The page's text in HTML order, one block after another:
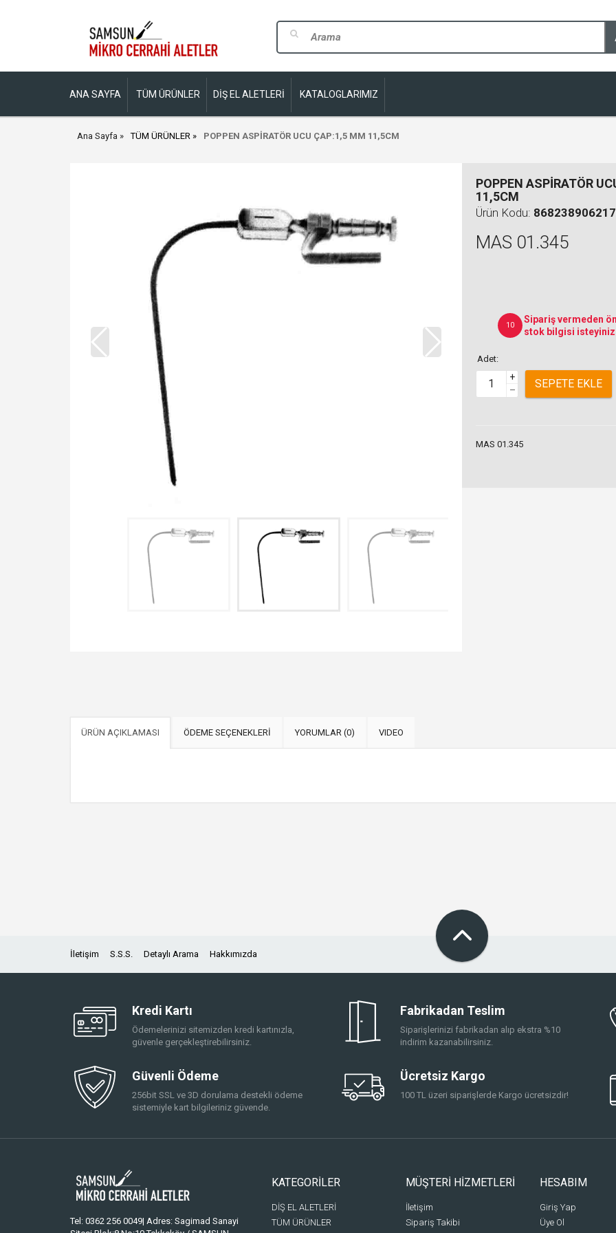
ANA SAYFA TÜM ÜRÜNLER DİŞ EL ALETLERİ KATALOGLARIMIZ
Ana Sayfa TÜM ÜRÜNLER POPPEN ASPİRATÖR UCU ÇAP:1,5 MM 11,5CM
POPPEN ASPİRATÖR
11,5CM
Ürün Kodu:
MAS 01.345
10
Sipariş vermeden
stok bilgisi
Adet:
+
–
SEPETE EKLE
MAS 01.345
ÜRÜN AÇIKLAMASI ÖDEME SEÇENEKLERİ YORUMLAR (0) VIDEO
İletişim S.S.S. Detaylı Arama Hakkımızda
Kredi Kartı
Ödemelerinizi sitemizden kredi kartınızla,
güvenle gerçekleştirebilirsiniz.
Fabrikadan Teslim
Siparişlerinizi fabrikadan alıp ekstra %10
indirim kazanabilirsiniz.
Güvenli Ödeme
256bit SSL ve 3D dorulama destekli ödeme
sistemiyle kart bilgileriniz güvende.
Ücretsiz Kargo
100 TL üzeri siparişlerde Kargo ücretsizdir!
Tel: 0362 256 0049| Adres: Sagimad Sanayi
KATEGORİLER
DİŞ EL ALETLERİ
TÜM ÜRÜNLER
MÜŞTERİ HİZMETLERİ
İletişim
Sipariş Takibi
HESABIM
Giriş Yap
Üye Ol